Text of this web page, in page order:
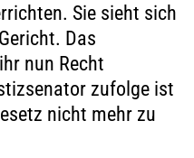
Sie sieht sich
Das
nun Recht
zufolge ist
nicht mehr zu